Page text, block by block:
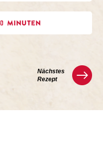
Minuten
Nächstes
Rezept